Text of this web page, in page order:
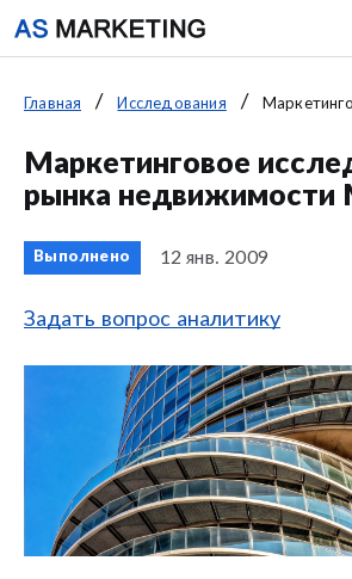
Главная Исследования
Маркетинговое
рынка недвижимости
Выполнено 12 янв. 2009
Задать вопрос аналитику